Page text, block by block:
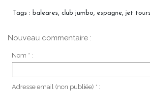
Tags : baleares, club jumbo, espagne, jet tours
Nouveau commentaire :
Nom * :
Adresse email (non publiée) * :